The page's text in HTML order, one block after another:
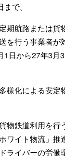
で。
期航路または貨
を行う事業者が
1日から27年3月
様化による安
物鉄道利用を
ワイト物流」
ライバーの労働